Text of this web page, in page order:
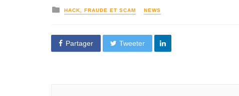
HACK, FRAUDE ET SCAM NEWS
Partager Tweeter